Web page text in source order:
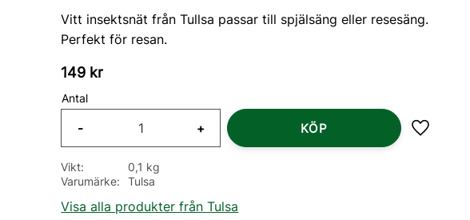
Vitt insektsnät från Tullsa passar till spjälsäng eller resesäng.
Perfekt för resan.
149 kr
Antal
+
- KÖP
Lägg
Vikt
0,1 kg
Varumärke
Tulsa
Visa alla produkter från Tulsa